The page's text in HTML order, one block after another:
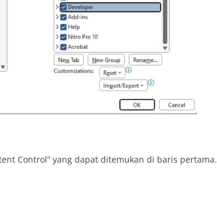
Control” yang dapat ditemukan di baris pertama.